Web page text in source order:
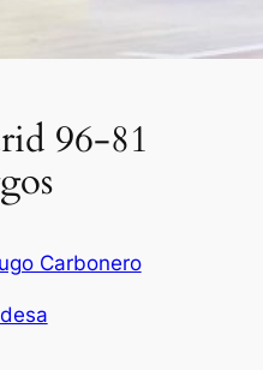
96-81
Carbonero